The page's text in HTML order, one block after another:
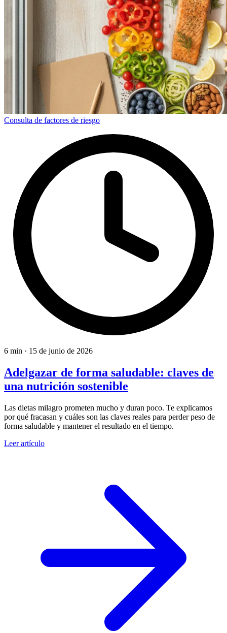
Consulta de factores de riesgo
6 min · 15 de junio de 2026
Adelgazar de forma saludable: claves de
una nutrición sostenible
Las dietas milagro prometen mucho y duran poco. Te explicamos
por qué fracasan y cuáles son las claves reales para perder peso de
forma saludable y mantener el resultado en el tiempo.
Leer artículo